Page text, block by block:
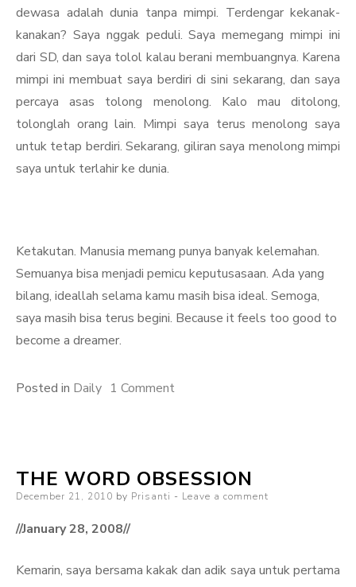
dewasa adalah dunia tanpa mimpi. Terdengar kekanak-
kanakan? Saya nggak peduli. Saya memegang mimpi ini
dari SD, dan saya tolol kalau berani membuangnya. Karena
mimpi ini membuat saya berdiri di sini sekarang, dan saya
percaya asas tolong menolong. Kalo mau ditolong,
tolonglah orang lain. Mimpi saya terus menolong saya
untuk tetap berdiri. Sekarang, giliran saya menolong mimpi
saya untuk terlahir ke dunia.
Ketakutan. Manusia memang punya banyak kelemahan.
Semuanya bisa menjadi pemicu keputusasaan. Ada yang
bilang, ideallah selama kamu masih bisa ideal. Semoga,
saya masih bisa terus begini. Because it feels too good to
become a dreamer.
Posted in Daily 1 Commenton
THE WORD OBSESSION
Posted
December 21, 2010 by Prisanti Leave a comment
//January 28, 2008//
Kemarin, saya bersama kakak dan adik saya untuk pertama